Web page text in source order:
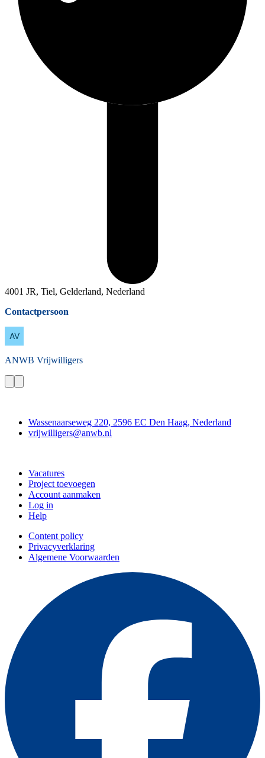
4001 JR, Tiel, Gelderland, Nederland
Contactpersoon
ANWB Vrijwilligers
Wassenaarseweg 220, 2596 EC Den Haag, Nederland
vrijwilligers@anwb.nl
Vacatures
Project toevoegen
Account aanmaken
Log in
Help
Content policy
Privacyverklaring
Algemene Voorwaarden